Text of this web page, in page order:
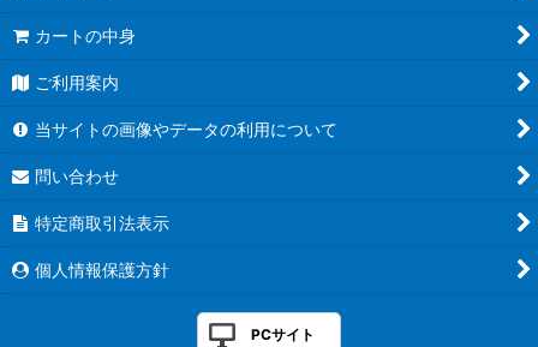
カートの中身
ご利用案内
当サイトの画像やデータの利用について
問い合わせ
特定商取引法表示
個人情報保護方針
PCサイト